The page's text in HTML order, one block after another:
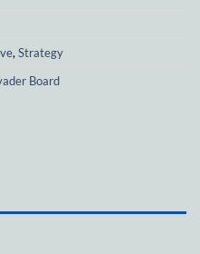
, Strategy
Board